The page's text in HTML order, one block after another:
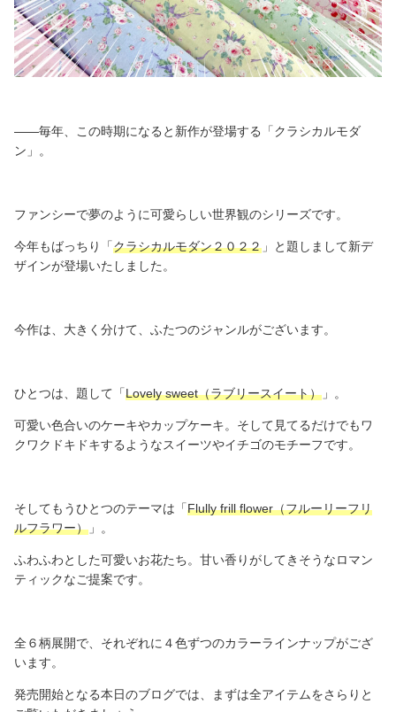
――毎年、この時期になると新作が登場する「クラシカルモダ
ン」。
ファンシーで夢のように可愛らしい世界観のシリーズです。
今年もばっちり「クラシカルモダン２０２２ 」と題しまして新デ
ザインが登場いたしました。
今作は、大きく分けて、ふたつのジャンルがございます。
ひとつは、題して「Lovely sweet（ラブリースイート） 」。
可愛い色合いのケーキやカップケーキ。そして見てるだけでもワ
クワクドキドキするようなスイーツやイチゴのモチーフです。
そしてもうひとつのテーマは「Flully frill flower（フルーリーフリ
ルフラワー） 」。
ふわふわとした可愛いお花たち。甘い香りがしてきそうなロマン
ティックなご提案です。
全６柄展開で、それぞれに４色ずつのカラーラインナップがござ
います。
発売開始となる本日のブログでは、まずは全アイテムをさらりと